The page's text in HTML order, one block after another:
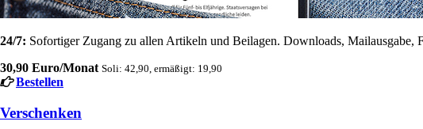
24/7: Sofortiger Zugang zu allen Artikeln und Beilagen. Downloads, Mailausgabe,
30,90 Euro/Monat Soli: 42,90, ermäßigt: 19,90
Bestellen
Verschenken